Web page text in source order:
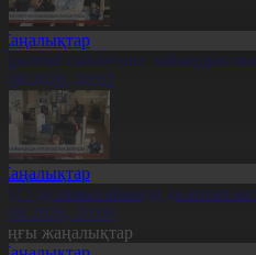
сайлауына дайындық
20:02
да тамыз айында да аптап
20:00
жаңалықтар